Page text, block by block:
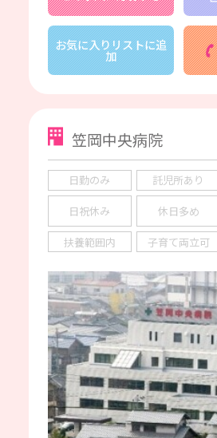
お気に入りリストに追
加
笠岡中央病院
日勤のみ 託児所あり
日祝休み 休日多め
扶養範囲内
子育て両立可